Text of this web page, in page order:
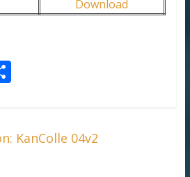
Download
S
e
KanColle 04v2